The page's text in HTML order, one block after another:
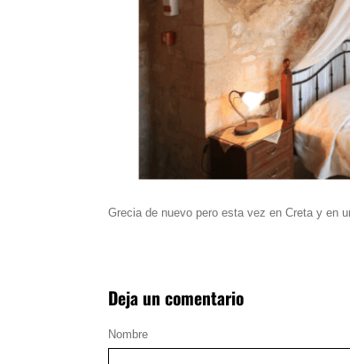
Grecia de nuevo pero esta vez en Creta y en
Deja un comentario
Nombre